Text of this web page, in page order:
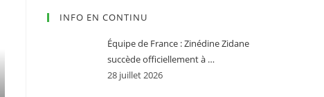
INFO EN CONTINU
Équipe de France : Zinédine Zidane
succède officiellement à …
28 juillet 2026